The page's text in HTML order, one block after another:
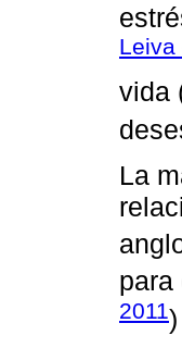
Leiva
vida
La
2011